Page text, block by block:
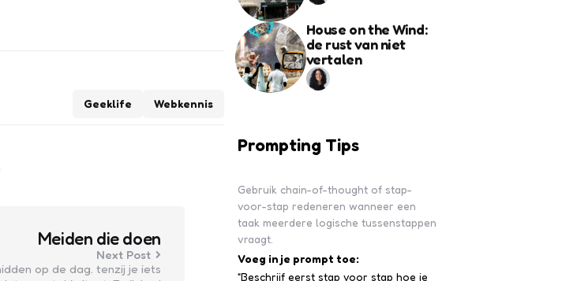
Geeklife Webkennis
Meiden die doen
Next Post
op de dag. tenzij je iets
House on the Wind:
de rust van niet
vertalen
Prompting Tips
Gebruik chain-of-thought of stap-
voor-stap redeneren wanneer een
taak meerdere logische tussenstappen
vraagt.
Voeg in je prompt toe:
“Beschrijf eerst stap voor stap hoe je